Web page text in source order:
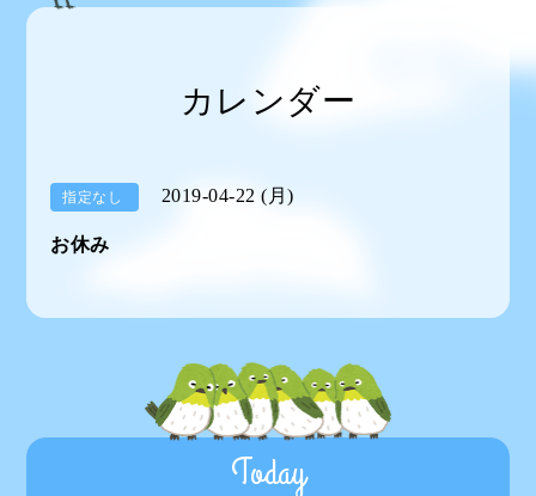
カレンダー
指定なし 2019-04-22 (月)
お休み
Today